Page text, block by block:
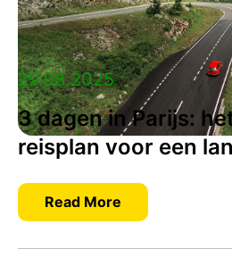
29.08.2025
3 dagen in Parijs:
reisplan voor een
Read More